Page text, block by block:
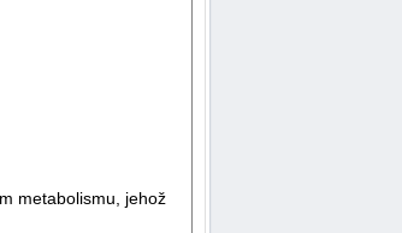
metabolismu, jehož